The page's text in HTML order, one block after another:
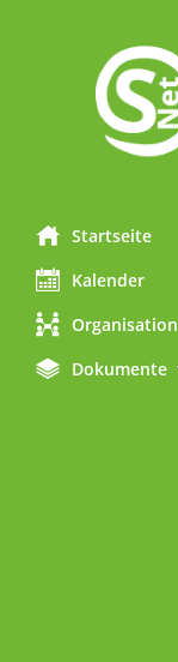
Startseite
Kalender
Organisation
Dokumente